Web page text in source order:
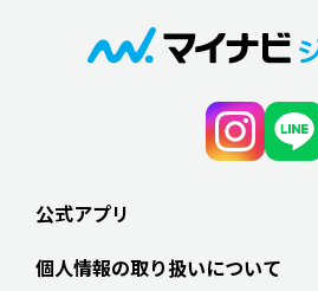
公式アプリ
個人情報の取り扱いについて